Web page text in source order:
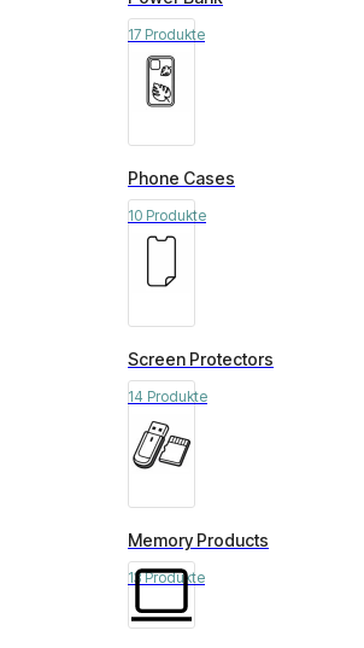
17 Produkte
Phone Cases
10 Produkte
Screen Protectors
14 Produkte
Memory Products
13 Produkte